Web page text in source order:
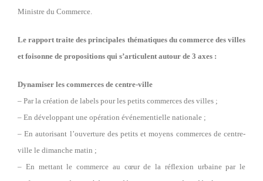
Ministre du Commerce.
Le rapport traite des principales thématiques du commerce des villes
et foisonne de propositions qui s’articulent autour de 3 axes :
Dynamiser les commerces de centre-ville
– Par la création de labels pour les petits commerces des villes ;
– En développant une opération événementielle nationale ;
– En autorisant l’ouverture des petits et moyens commerces de centre-
ville le dimanche matin ;
– En mettant le commerce au cœur de la réflexion urbaine par le